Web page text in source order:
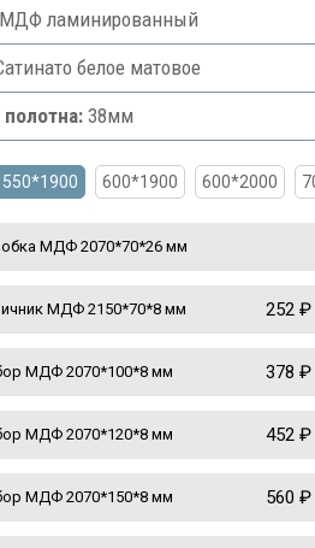
ламинированный
белое матовое
38мм
550*1900 600*1900 600*2000
МДФ 2070*70*26 мм
МДФ 2150*70*8 мм 252 ₽
МДФ 2070*100*8 мм 378 ₽
МДФ 2070*120*8 мм 452 ₽
МДФ 2070*150*8 мм 560 ₽